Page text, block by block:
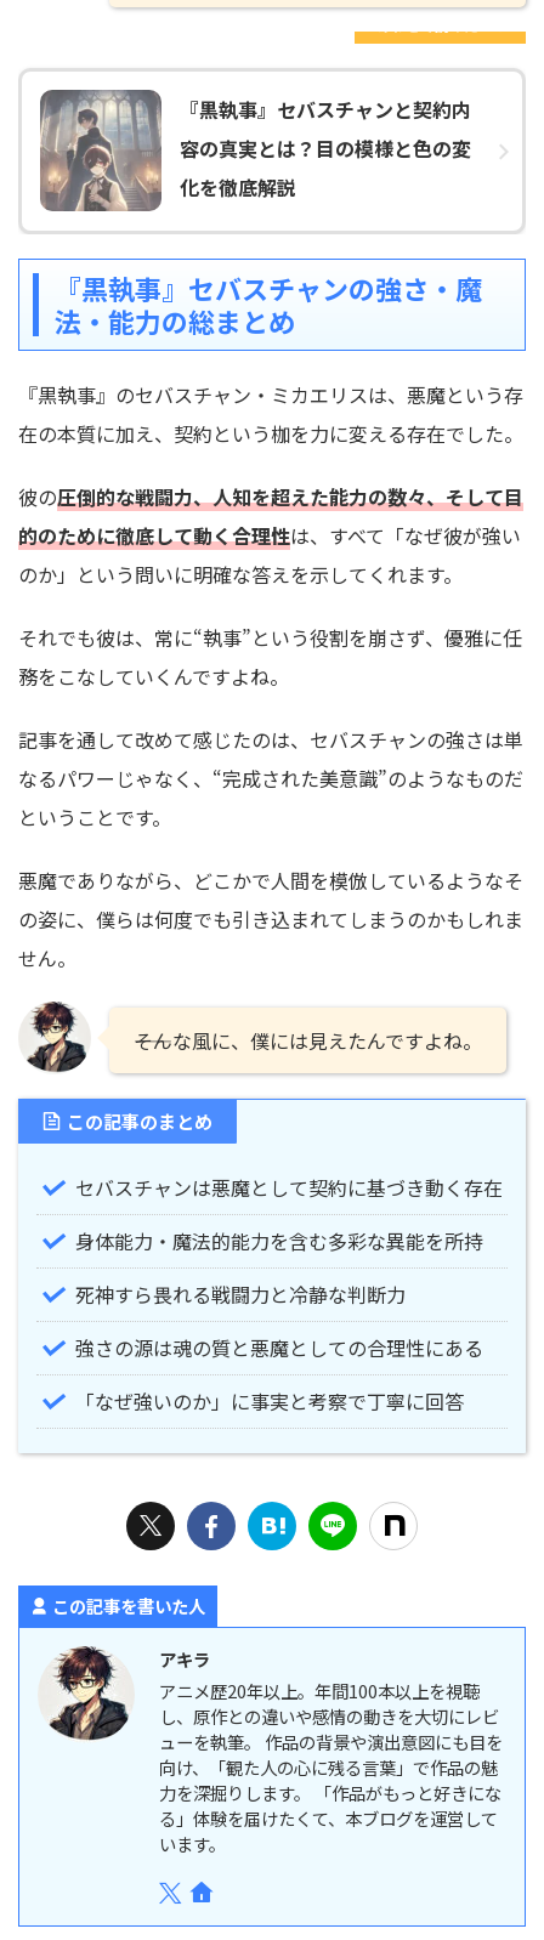
『黒執事』セバスチャンと契約内
容の真実とは？目の模様と色の変
化を徹底解説
『黒執事』セバスチャンの強さ・魔
法・能力の総まとめ
『黒執事』のセバスチャン・ミカエリスは、悪魔という存
在の本質に加え、契約という枷を力に変える存在でした。
彼の圧倒的な戦闘力、人知を超えた能力の数々、そして目
的のために徹底して動く合理性は、すべて「なぜ彼が強い
のか」という問いに明確な答えを示してくれます。
それでも彼は、常に“執事”という役割を崩さず、優雅に任
務をこなしていくんですよね。
記事を通して改めて感じたのは、セバスチャンの強さは単
なるパワーじゃなく、“完成された美意識”のようなものだ
ということです。
悪魔でありながら、どこかで人間を模倣しているようなそ
の姿に、僕らは何度でも引き込まれてしまうのかもしれま
せん。
――そんな風に、僕には見えたんですよね。
この記事のまとめ
セバスチャンは悪魔として契約に基づき動く存在
身体能力・魔法的能力を含む多彩な異能を所持
死神すら畏れる戦闘力と冷静な判断力
強さの源は魂の質と悪魔としての合理性にある
「なぜ強いのか」に事実と考察で丁寧に回答
この記事を書いた人
アキラ
アニメ歴20年以上。年間100本以上を視聴
し、原作との違いや感情の動きを大切にレビ
ューを執筆。 作品の背景や演出意図にも目を
向け、「観た人の心に残る言葉」で作品の魅
力を深掘りします。 「作品がもっと好きにな
る」体験を届けたくて、本ブログを運営して
います。